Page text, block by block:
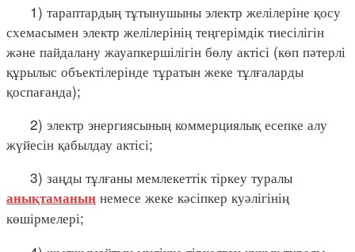
1) тараптардың тұтынушыны электр желілеріне қосу
схемасымен электр желілерінің теңгерімдік тиесілігін
және пайдалану жауапкершілігін бөлу актісі (көп пәтерлі
құрылыс объектілерінде тұратын жеке тұлғаларды
қоспағанда);
2) электр энергиясының коммерциялық есепке алу
жүйесін қабылдау актісі;
3) заңды тұлғаны мемлекеттік тіркеу туралы
анықтаманың немесе жеке кәсіпкер куәлігінің
көшірмелері;